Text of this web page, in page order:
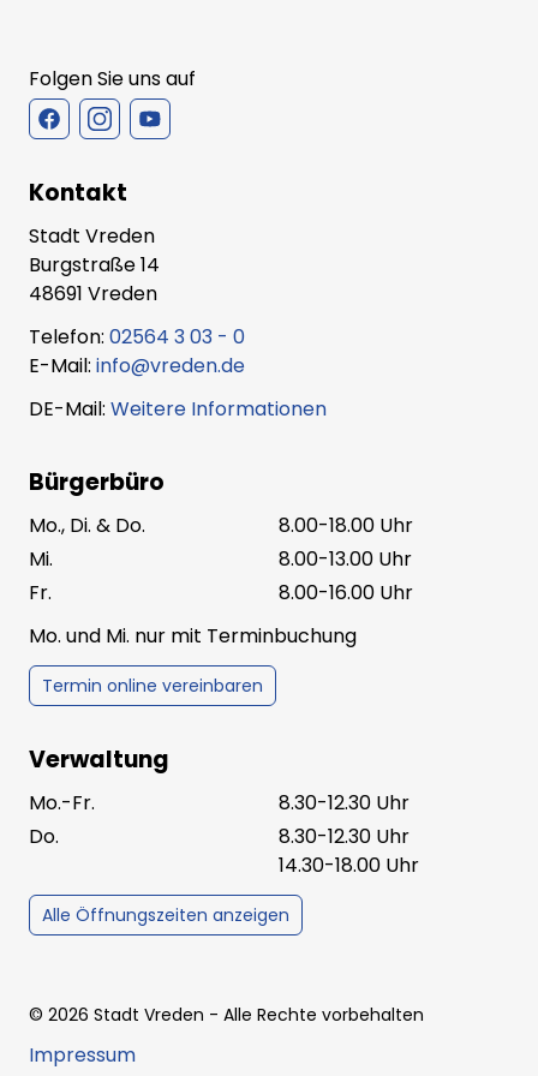
Folgen Sie uns auf
Kontakt
Stadt Vreden
Burgstraße 14
48691 Vreden
Telefon: 02564 3 03 - 0
E-Mail: info@vreden.de
DE-Mail: Weitere Informationen
Bürgerbüro
Mo., Di. & Do.
8.00-18.00 Uhr
Mi.
8.00-13.00 Uhr
Fr.
8.00-16.00 Uhr
Mo. und Mi. nur mit Terminbuchung
Termin online vereinbaren
Verwaltung
Mo.-Fr.
8.30-12.30 Uhr
Do.
8.30-12.30 Uhr
14.30-18.00 Uhr
Alle Öffnungszeiten anzeigen
© 2026 Stadt Vreden - Alle Rechte vorbehalten
Impressum